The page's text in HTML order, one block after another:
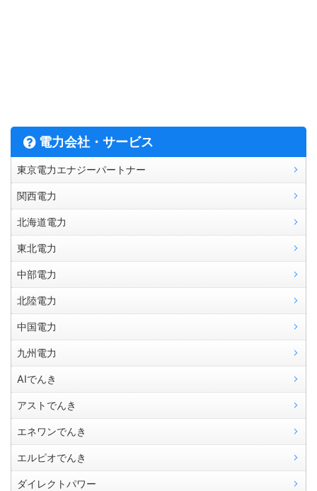
電力会社・サービス
東京電力エナジーパートナー
関西電力
北海道電力
東北電力
中部電力
北陸電力
中国電力
九州電力
AIでんき
アストでんき
エネワンでんき
エルピオでんき
ダイレクトパワー